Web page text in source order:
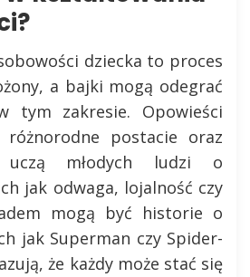
dziecka to proces
a bajki mogą odegrać
tym zakresie. Opowieści
różnorodne postacie oraz
młodych ludzi o
jak odwaga, lojalność czy
mogą być historie o
jak Superman czy Spider-
że każdy może stać się